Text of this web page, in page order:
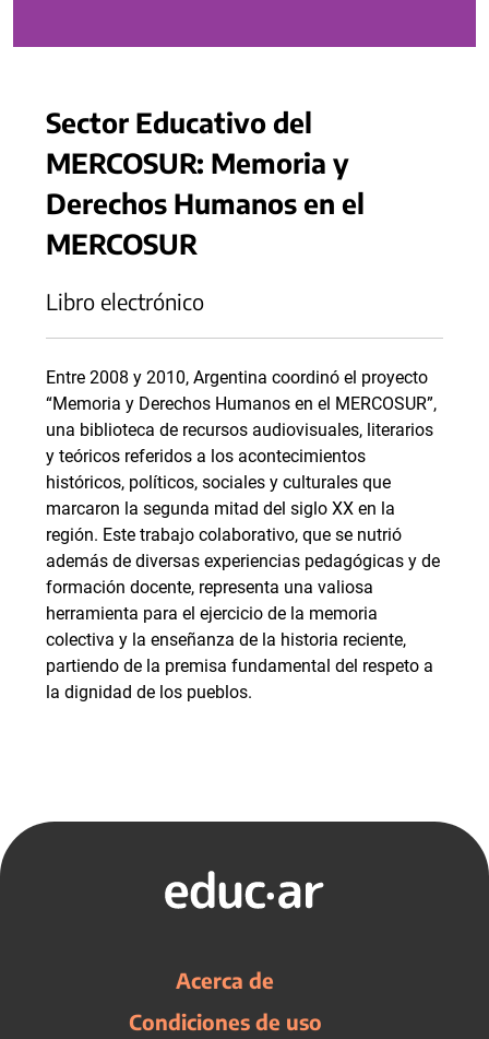
Sector Educativo del
MERCOSUR: Memoria y
Derechos Humanos en el
MERCOSUR
Libro electrónico
Entre 2008 y 2010, Argentina coordinó el proyecto
“Memoria y Derechos Humanos en el MERCOSUR”,
una biblioteca de recursos audiovisuales, literarios
y teóricos referidos a los acontecimientos
históricos, políticos, sociales y culturales que
marcaron la segunda mitad del siglo XX en la
región. Este trabajo colaborativo, que se nutrió
además de diversas experiencias pedagógicas y de
formación docente, representa una valiosa
herramienta para el ejercicio de la memoria
colectiva y la enseñanza de la historia reciente,
partiendo de la premisa fundamental del respeto a
la dignidad de los pueblos.
Acerca de
Condiciones de uso